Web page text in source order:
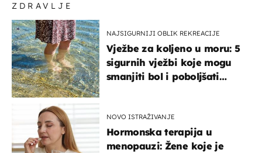
ZDRAVLJE
NAJSIGURNIJI OBLIK REKREACIJE
Vježbe za koljeno u moru: 5
sigurnih vježbi koje mogu
smanjiti bol i poboljšati
NOVO ISTRAŽIVANJE
Hormonska terapija u
menopauzi: Žene koje je